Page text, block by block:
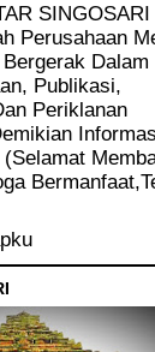
SINGOSARI
Perusahaan
Bergerak Dalam
Publikasi,
Periklanan